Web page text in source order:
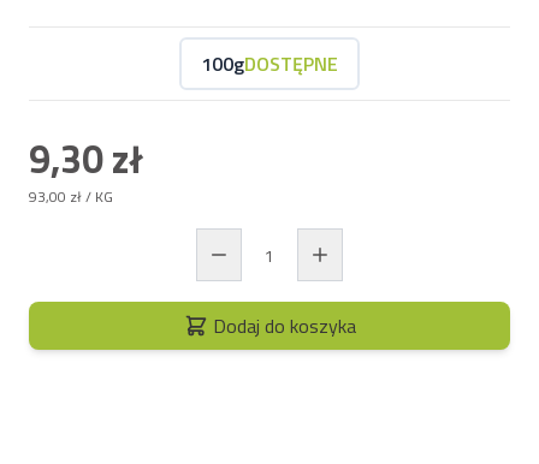
100gDOSTĘPNE
9,30 zł
93,00 zł/ KG
Dodaj do koszyka